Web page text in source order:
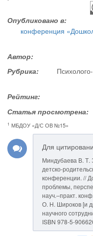
Опубликовано в:
конференция
Автор:
Рубрика:
Рейтинг:
Статья просмотрена:
1 МБДОУ «Д/С ОВ №15»
Для
Миндубаева В. Т.
детско-
конференции. //
проблемы,
науч.–практ.
О. Н. Широков [и
научного
ISBN 978-5-